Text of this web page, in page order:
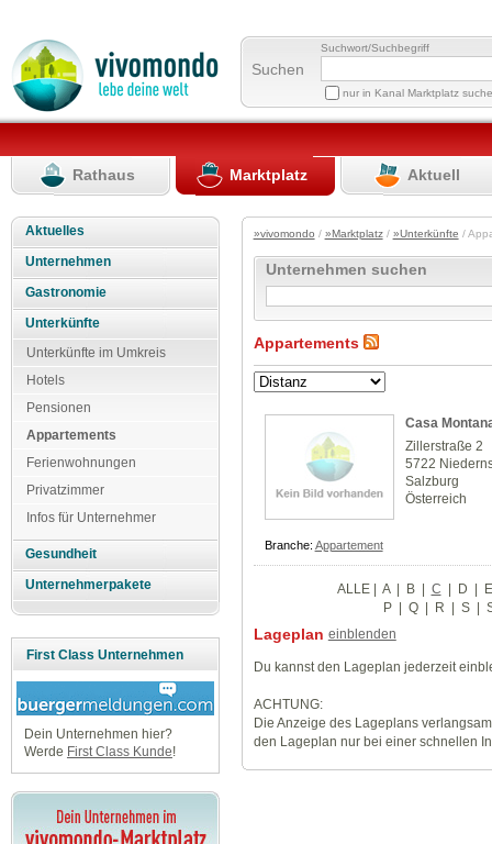
Suchen
Suchwort/Suchbegriff
nur in Kanal Marktplatz
Rathaus Marktplatz Aktuell
Aktuelles
Unternehmen
Gastronomie
Unterkünfte
Unterkünfte im Umkreis
Hotels
Pensionen
Appartements
Ferienwohnungen
Privatzimmer
Infos für Unternehmer
Gesundheit
Unternehmerpakete
First Class Unternehmen
Dein Unternehmen hier?
Werde First Class Kunde!
»vivomondo / »Marktplatz/ »Unterkünfte /
Unternehmen suchen
Appartements
Casa
Zillerstraße 2
5722
Salzburg
Österreich
Branche: Appartement
ALLE| A | B | C | D |
P | Q | R | S |
Lageplan einblenden
Du kannst den Lageplan jederzeit
ACHTUNG:
Die Anzeige des Lageplans
den Lageplan nur bei einer schnellen